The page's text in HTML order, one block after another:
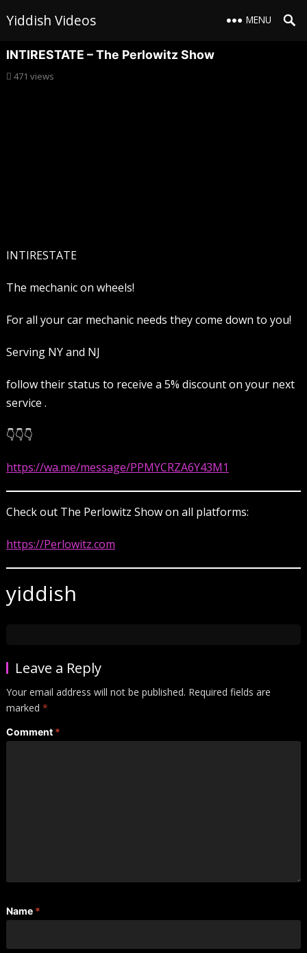
Yiddish Videos MENU
INTIRESTATE – The Perlowitz Show
471 views
INTIRESTATE
The mechanic on wheels!
For all your car mechanic needs they come down to you!
Serving NY and NJ
follow their status to receive a 5% discount on your next
service .
👇👇👇
https://wa.me/message/PPMYCRZA6Y43M1
Check out The Perlowitz Show on all platforms:
https://Perlowitz.com
yiddish
Leave a Reply
Your email address will not be published. Required fields are
marked *
Comment *
Name *